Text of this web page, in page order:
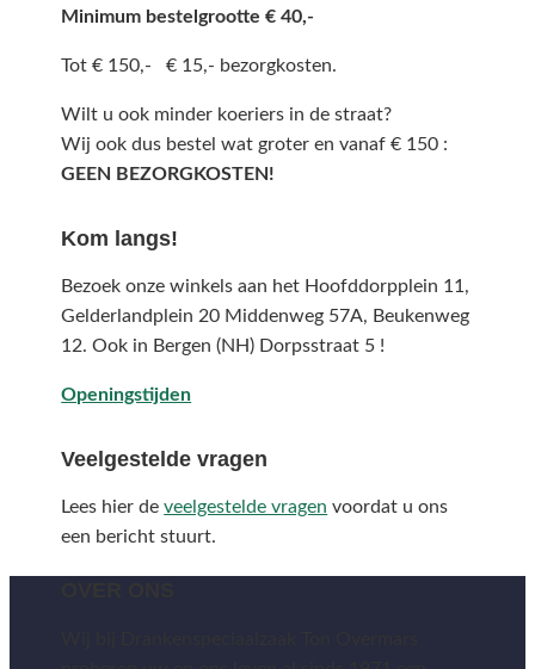
Minimum bestelgrootte € 40,-
Tot € 150,- € 15,- bezorgkosten.
Wilt u ook minder koeriers in de straat?
Wij ook dus bestel wat groter en vanaf € 150 :
GEEN BEZORGKOSTEN!
Kom langs!
Bezoek onze winkels aan het Hoofddorpplein 11,
Gelderlandplein 20 Middenweg 57A, Beukenweg
12.Ook in Bergen (NH) Dorpsstraat 5 !
Openingstijden
Veelgestelde vragen
Lees hier deveelgestelde vragen voordat u ons
een bericht stuurt.